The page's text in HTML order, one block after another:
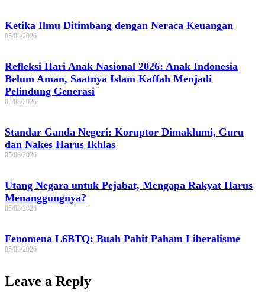
Ketika Ilmu Ditimbang dengan Neraca Keuangan
05/08/2026
Refleksi Hari Anak Nasional 2026: Anak Indonesia
Belum Aman, Saatnya Islam Kaffah Menjadi
Pelindung Generasi
05/08/2026
Standar Ganda Negeri: Koruptor Dimaklumi, Guru
dan Nakes Harus Ikhlas
05/08/2026
Utang Negara untuk Pejabat, Mengapa Rakyat Harus
Menanggungnya?
05/08/2026
Fenomena L6BTQ: Buah Pahit Paham Liberalisme
05/08/2026
Leave a Reply